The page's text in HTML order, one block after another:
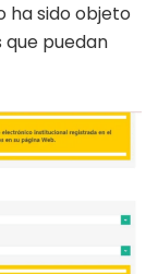
ha sido objeto
puedan